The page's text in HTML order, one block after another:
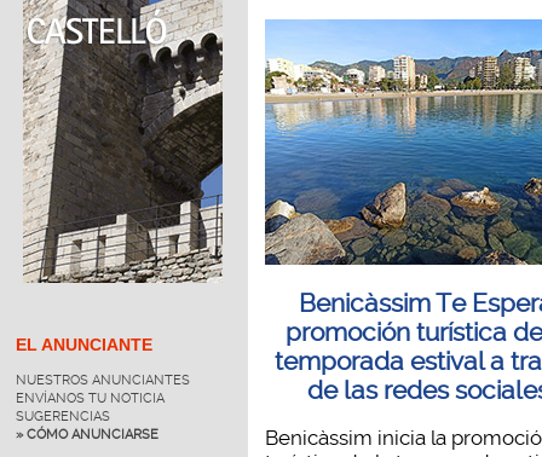
EL ANUNCIANTE
NUESTROS ANUNCIANTES
ENVÍANOS TU NOTICIA
SUGERENCIAS
» CÓMO ANUNCIARSE
Benicàssim Te
promoción turística
temporada estival a
de las redes
Benicàssim inicia la